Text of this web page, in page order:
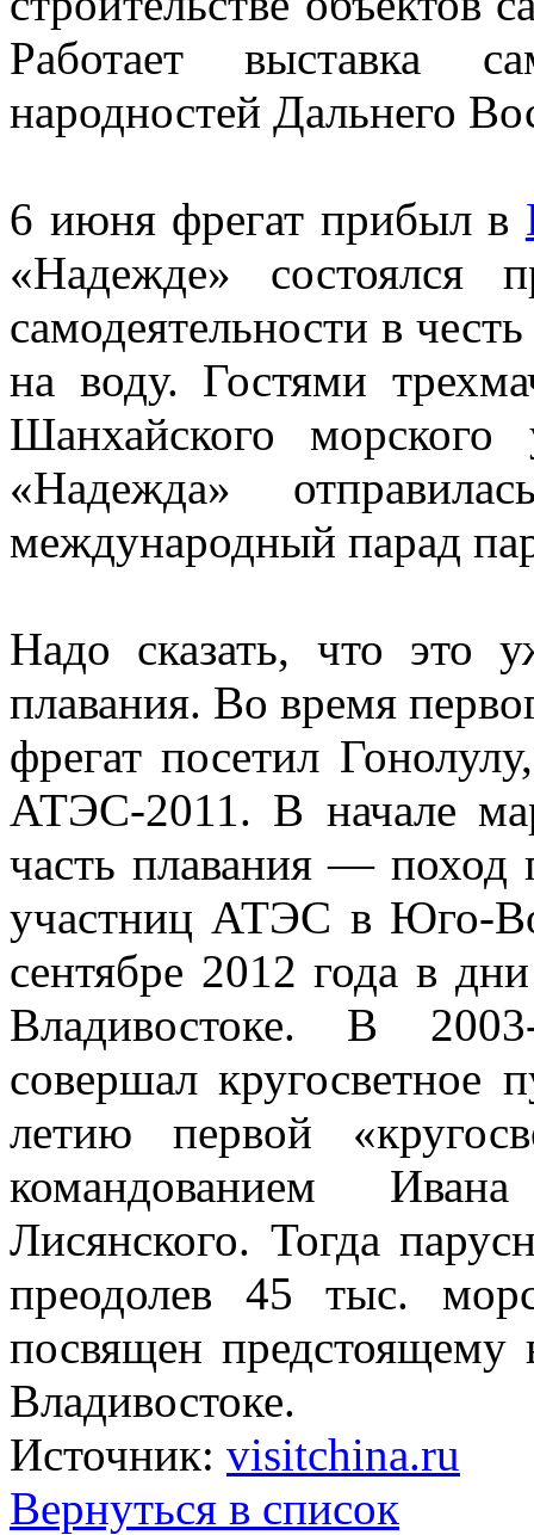
Работает выставка
народностей Дальнего
6 июня фрегат прибыл в
«Надежде» состоялся
самодеятельности в
на воду. Гостями
Шанхайского морского
«Надежда»
международный парад
Надо сказать, что это
плавания. Во время
фрегат посетил
АТЭС-2011. В начале
часть плавания — поход
участниц АТЭС в Юго-
сентябре 2012 года в
Владивостоке. В
совершал кругосветное
летию первой
командованием
Лисянского. Тогда
преодолев 45 тыс.
посвящен
Владивостоке.
Источник: visitchina.ru
Вернуться в список